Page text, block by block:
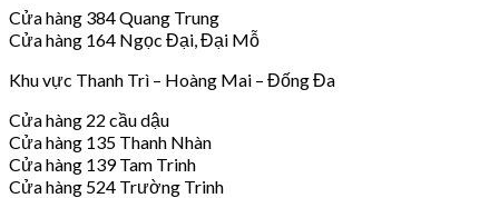
Cửa hàng 384 Quang Trung
Cửa hàng 164 Ngọc Đại, Đại Mỗ
Khu vực Thanh Trì – Hoàng Mai – Đống Đa
Cửa hàng 22 cầu dậu
Cửa hàng 135 Thanh Nhàn
Cửa hàng 139 Tam Trinh
Cửa hàng 524 Trường Trinh